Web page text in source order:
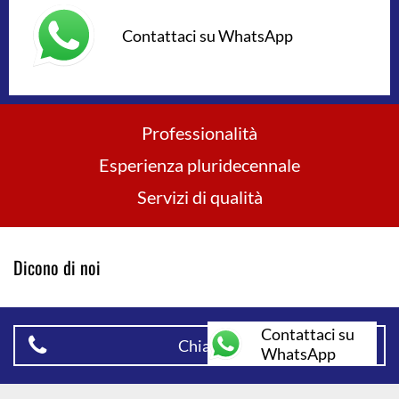
Contattaci su WhatsApp
Professionalità
Esperienza pluridecennale
Servizi di qualità
Dicono di noi
Contattaci su
WhatsApp
Chiama ora